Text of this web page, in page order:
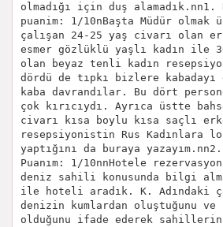
olmadığı için duş alamadık.nn1.
puanim: 1/10nBaşta Müdür olmak
çalışan 24-25 yaş civarı olan
esmer gözlüklü yaşlı kadın ile
olan beyaz tenli kadın
dördü de tıpkı bizlere
kaba davrandılar. Bu dört
çok kırıcıydı. Ayrıca üstte
civarı kısa boylu kısa saçlı
resepsiyonistin Rus Kadınlara
yaptığını da buraya
Puanım: 1/10nnHotele rezervasyon
deniz sahili konusunda bilgi
ile hoteli aradık. K. Adındaki
denizin kumlardan oluştuğunu ve
olduğunu ifade ederek